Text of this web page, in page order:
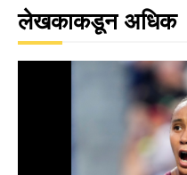
लेखकाकडून अधिक